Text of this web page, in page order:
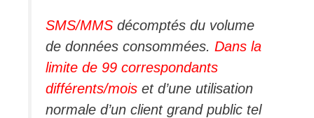
SMS/MMS décomptés du volume
de données consommées. Dans la
limite de 99 correspondants
différents/mois et d’une utilisation
normale d’un client grand public tel